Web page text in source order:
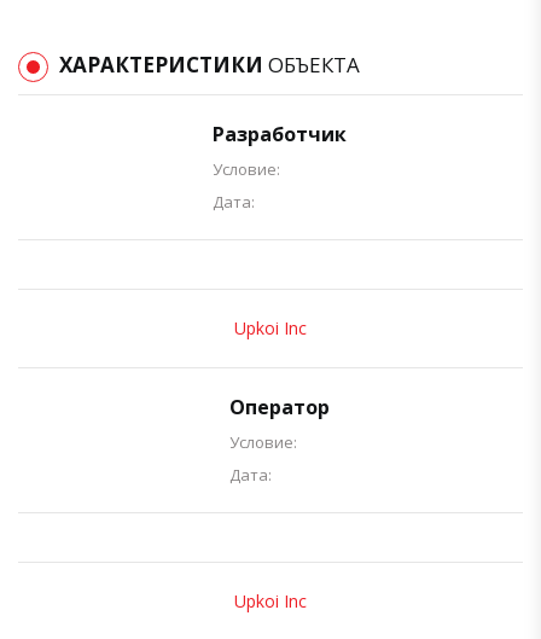
ХАРАКТЕРИСТИКИ ОБЪЕКТА
Разработчик
Условие:
Дата:
Upkoi Inc
Оператор
Условие:
Дата:
Upkoi Inc